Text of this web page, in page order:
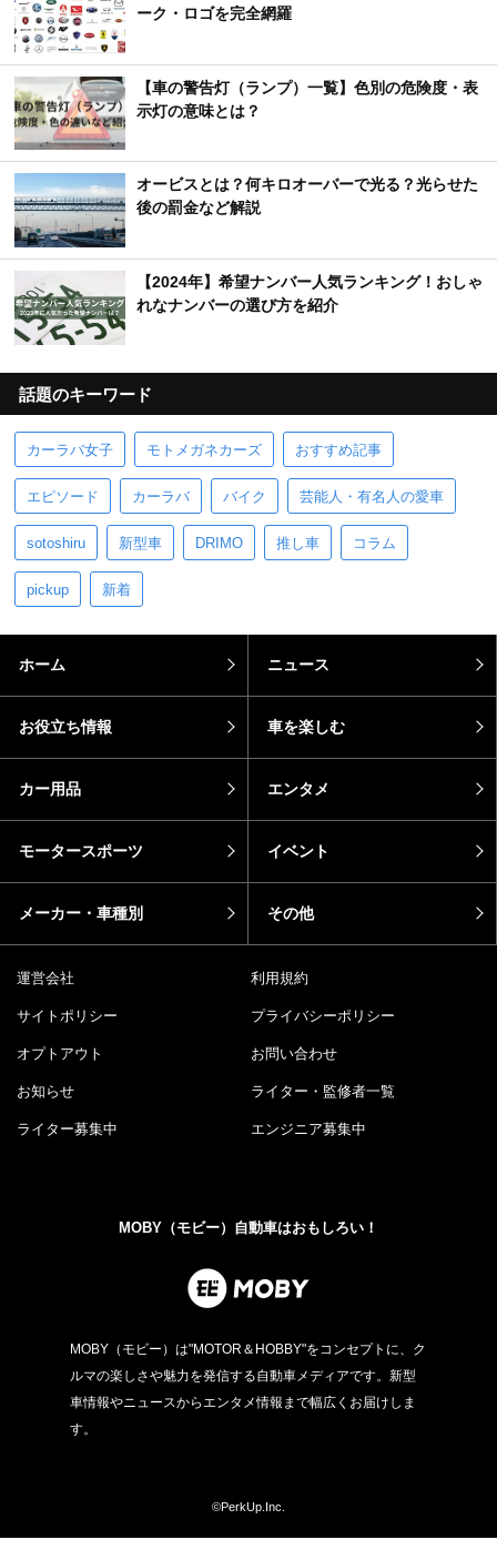
ーク・ロゴを完全網羅
【車の警告灯（ランプ）一覧】色別の危険度・表
示灯の意味とは？
オービスとは？何キロオーバーで光る？光らせた
後の罰金など解説
【2024年】希望ナンバー人気ランキング！おしゃ
れなナンバーの選び方を紹介
話題のキーワード
カーラバ女子 モトメガネカーズ おすすめ記事
エピソード カーラバ バイク 芸能人・有名人の愛車
sotoshiru 新型車 DRIMO 推し車 コラム
pickup 新着
ホーム ニュース
お役立ち情報 車を楽しむ
カー用品 エンタメ
モータースポーツ イベント
メーカー・車種別 その他
運営会社 利用規約
サイトポリシー プライバシーポリシー
オプトアウト お問い合わせ
お知らせ ライター・監修者一覧
ライター募集中 エンジニア募集中
MOBY（モビー）自動車はおもしろい！
MOBY（モビー）は"MOTOR＆HOBBY"をコンセプトに、ク
ルマの楽しさや魅力を発信する自動車メディアです。新型
車情報やニュースからエンタメ情報まで幅広くお届けしま
す。
©PerkUp.Inc.